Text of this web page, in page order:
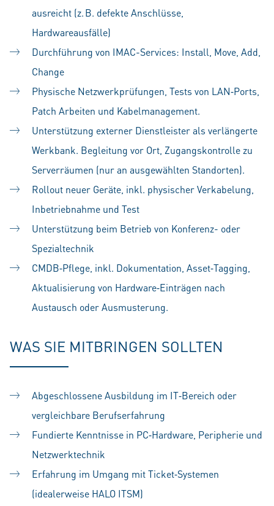
ausreicht (z. B. defekte Anschlüsse,
Hardwareausfälle)
Durchführung von IMAC-Services: Install, Move, Add,
Change
Physische Netzwerkprüfungen, Tests von LAN‑Ports,
Patch Arbeiten und Kabelmanagement.
Unterstützung externer Dienstleister als verlängerte
Werkbank. Begleitung vor Ort, Zugangskontrolle zu
Serverräumen (nur an ausgewählten Standorten).
Rollout neuer Geräte, inkl. physischer Verkabelung,
Inbetriebnahme und Test
Unterstützung beim Betrieb von Konferenz- oder
Spezialtechnik
CMDB‑Pflege, inkl. Dokumentation, Asset‑Tagging,
Aktualisierung von Hardware‑Einträgen nach
Austausch oder Ausmusterung.
WAS SIE MITBRINGEN SOLLTEN
Abgeschlossene Ausbildung im IT‑Bereich oder
vergleichbare Berufserfahrung
Fundierte Kenntnisse in PC‑Hardware, Peripherie und
Netzwerktechnik
Erfahrung im Umgang mit Ticket‑Systemen
(idealerweise HALO ITSM)